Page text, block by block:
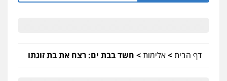
דף הבית>אלימות> חשד בבת ים: רצח את בת זוגתו